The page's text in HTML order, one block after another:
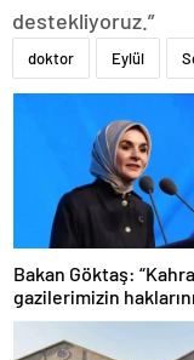
destekliyoruz.”
doktor Eylül
Bakan Göktaş:
gazilerimizin haklarını
güçlendiren yeni bir
kapılarını aralıyoruz”